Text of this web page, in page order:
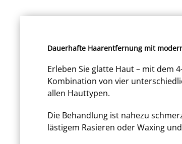
Dauerhafte Haarentfernung mit
Erleben Sie glatte Haut – mit dem
Kombination von vier
allen Hauttypen.
Die Behandlung ist nahezu
lästigem Rasieren oder Waxing